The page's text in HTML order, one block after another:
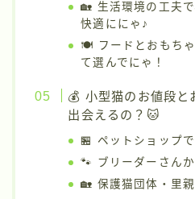
🏡 生活環境の工夫
快適ににゃ♪
🍽️ フードとおもち
て選んでにゃ！
💰 小型猫のお値段と
出会えるの？🐱
🏪 ペットショップ
🐾 ブリーダーさん
🏡 保護猫団体・里